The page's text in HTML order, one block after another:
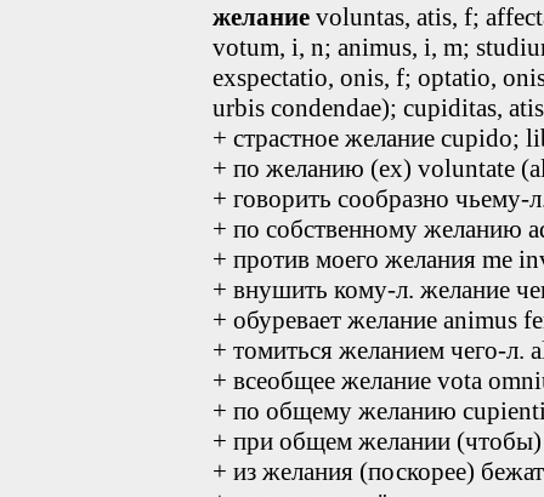
желание voluntas, atis, f;
votum, i, n; animus, i, m;
exspectatio, onis, f; optatio,
urbis condendae); cupiditas,
+ страстное желание cupido;
+ по желанию (ex) voluntate
+ говорить сообразно
+ по собственному желанию
+ против моего желания me
+ внушить кому-л. желание
+ обуревает желание animus
+ томиться желанием чего-л.
+ всеобщее желание vota
+ по общему желанию
+ при общем желании
+ из желания (поскорее)